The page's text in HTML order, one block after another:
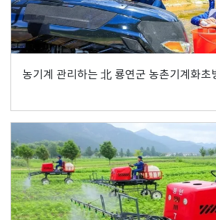
농기계 관리하는 北 룡연군 농촌기계화초